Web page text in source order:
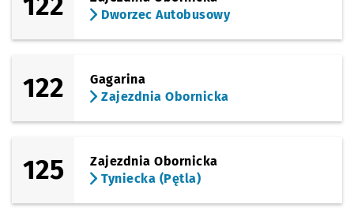
Dworzec Autobusowy
122
Gagarina
Zajezdnia Obornicka
125
Zajezdnia Obornicka
Tyniecka (Pętla)